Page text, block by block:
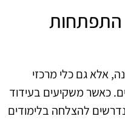
אלא גם כלי מרכזי
כאשר משקיעים בעידוד
להצלחה בלימודים